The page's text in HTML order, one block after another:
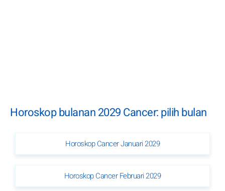
Horoskop bulanan 2029 Cancer: pilih bulan
Horoskop Cancer Januari 2029
Horoskop Cancer Februari 2029